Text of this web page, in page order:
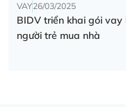
VAY26/03/2025
BIDV triển khai gói
người trẻ mua nhà